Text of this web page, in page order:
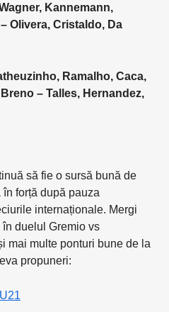
Kannemann,
Olivera, Cristaldo, Da
Ramalho, Caca,
– Talles, Hernandez,
să fie o sursă bună de
forță după pauza
internaționale. Mergi
duelul Gremio vs
mai multe ponturi bune de la
propuneri: